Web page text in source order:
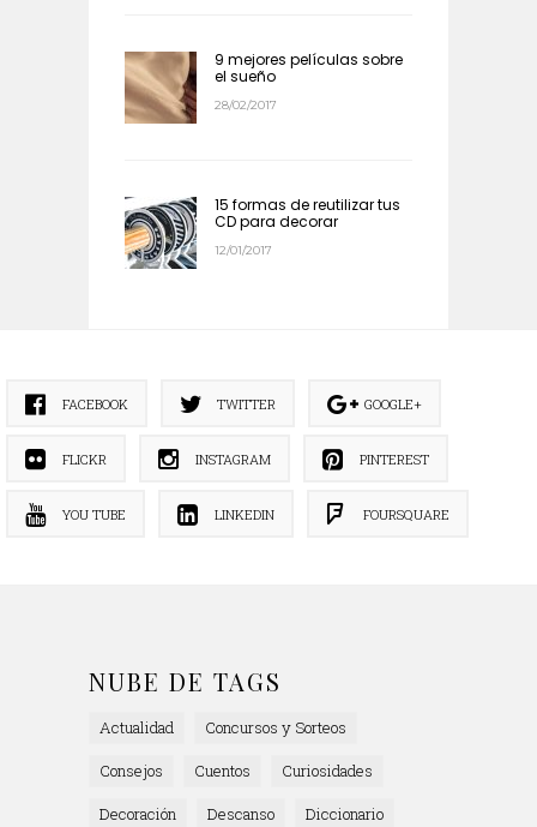
9 mejores películas sobre
el sueño
28/02/2017
15 formas de reutilizar tus
CD para decorar
12/01/2017
FACEBOOK TWITTER GOOGLE+
FLICKR INSTAGRAM PINTEREST
YOU TUBE LINKEDIN FOURSQUARE
NUBE DE TAGS
Actualidad
Concursos y Sorteos
Consejos
Cuentos
Curiosidades
Decoración
Descanso
Diccionario